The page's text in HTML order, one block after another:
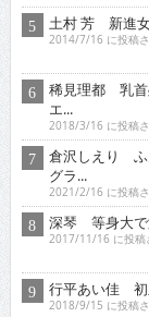
土村 芳 新進
2014/7/16 に投稿
稀見理都 乳首
エ...
2018/3/16 に投稿
倉沢しえり ふ
グラ...
2021/2/16 に投稿
深琴 等身大で
2017/11/16 に投稿
行平あい佳 初
2018/9/15 に投稿